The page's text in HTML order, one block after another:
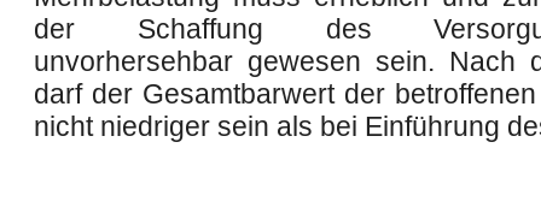
der Schaffung des
unvorhersehbar gewesen sein. Nach
darf der Gesamtbarwert der
nicht niedriger sein als bei Einführung